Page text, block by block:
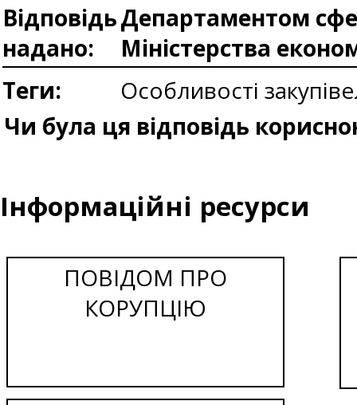
Відповідь
надано:
Департаментом
Міністерства
Теги:
Особливості
Чи була ця відповідь
Інформаційні ресурси
ПОВІДОМ ПРО
КОРУПЦІЮ